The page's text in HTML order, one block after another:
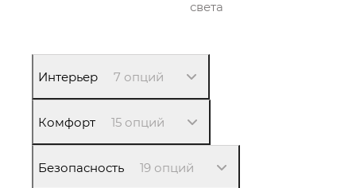
света
Интерьер 7 опций
Комфорт 15 опций
Безопасность 19 опций